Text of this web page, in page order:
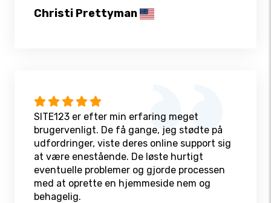
Christi Prettyman
SITE123 er efter min erfaring meget
brugervenligt. De få gange, jeg stødte på
udfordringer, viste deres online support sig
at være enestående. De løste hurtigt
eventuelle problemer og gjorde processen
med at oprette en hjemmeside nem og
behagelig.